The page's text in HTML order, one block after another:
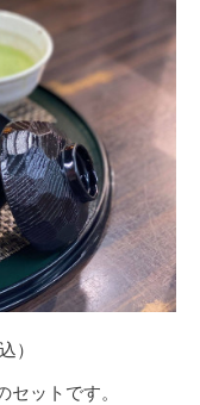
セットです。